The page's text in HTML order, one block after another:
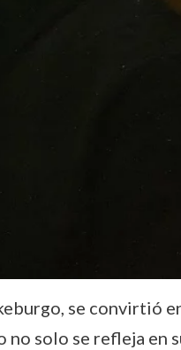
se convirtió
no solo se refleja